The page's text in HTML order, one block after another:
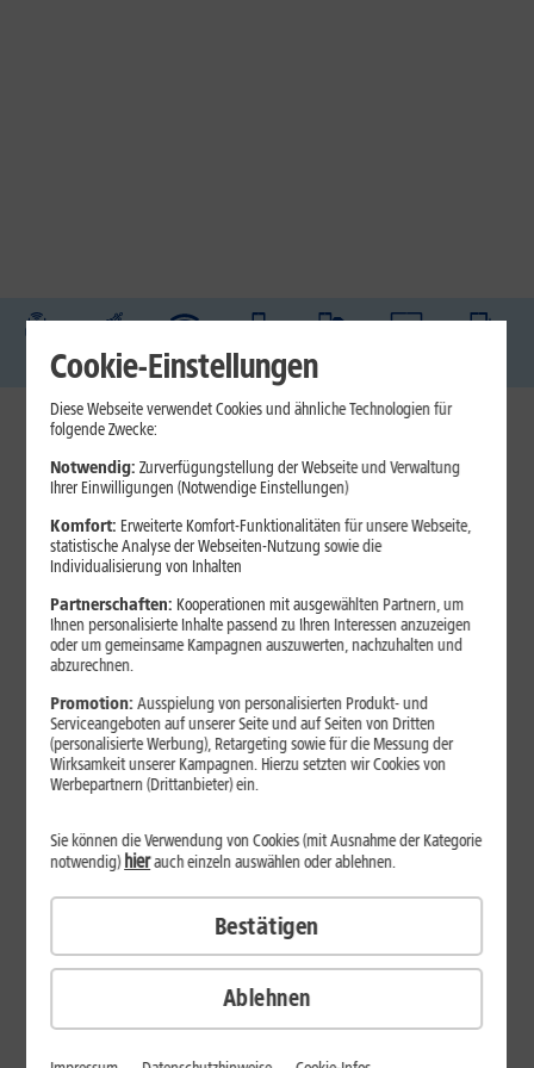
Jetzt unterbrechungsfrei ins sehr gute Netz wechseln.
Ohne doppelte Kosten.*
29,
Verfügbarkeit prüfen
Cookie-Einstellungen
Diese Webseite verwendet Cookies und ähnliche Technologien für
folgende Zwecke:
Notwendig: Zurverfügungstellung der Webseite und Verwaltung
Ihrer Einwilligungen (Notwendige Einstellungen)
Komfort: Erweiterte Komfort-Funktionalitäten für unsere Webseite,
statistische Analyse der Webseiten-Nutzung sowie die
Individualisierung von Inhalten
Partnerschaften: Kooperationen mit ausgewählten Partnern, um
Ihnen personalisierte Inhalte passend zu Ihren Interessen anzuzeigen
oder um gemeinsame Kampagnen auszuwerten, nachzuhalten und
abzurechnen.
Promotion:Ausspielung von personalisierten Produkt- und
Serviceangeboten auf unserer Seite und auf Seiten von Dritten
(personalisierte Werbung), Retargeting sowie für die Messung der
Wirksamkeit unserer Kampagnen. Hierzu setzten wir Cookies von
Werbepartnern (Drittanbieter) ein.
Ablehnen
Sie können die Verwendung von Cookies (mit Ausnahme der Kategorie
notwendig)hierauch einzeln auswählen oder ablehnen.
Bestätigen